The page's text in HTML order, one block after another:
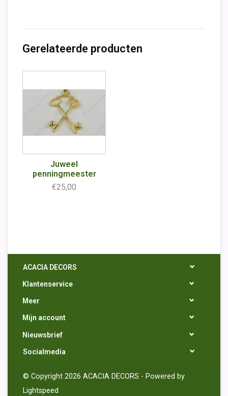
Gerelateerde producten
Juweel
penningmeester
€25,00
ACACIA DECORS
Klantenservice
Meer
Mijn account
Nieuwsbrief
Socialmedia
© Copyright 2026 ACACIA DECORS - Powered by
Lightspeed